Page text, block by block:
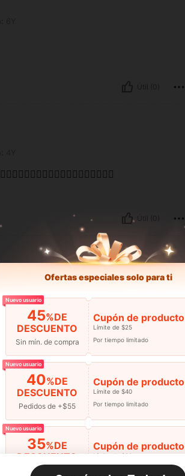
Ofertas especiales solo para ti
Nuevo usuario
45%DE
DESCUENTO
Sin mín. de compra
Cupón de producto
Límite de $25
Por tiempo limitado
Nuevo usuario
40%DE
DESCUENTO
Pedidos de +$55
Cupón de producto
Límite de $40
Por tiempo limitado
Nuevo usuario
35%DE
DESCUENTO
Pedidos de +$110
Cupón de producto
Límite de $60